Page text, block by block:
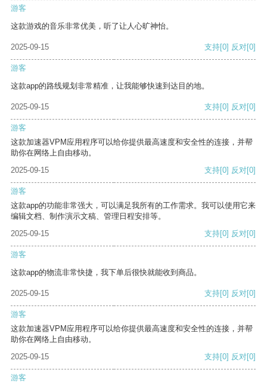
游客
这款游戏的音乐非常优美，听了让人心旷神怡。
2025-09-15 支持[0] 反对[0]
游客
这款app的路线规划非常精准，让我能够快速到达目的地。
2025-09-15 支持[0] 反对[0]
游客
这款加速器VPM应用程序可以给你提供最高速度和安全性的连接，并帮
助你在网络上自由移动。
2025-09-15
支持[0] 反对[0]
游客
这款app的功能非常强大，可以满足我所有的工作需求。我可以使用它来
编辑文档、制作演示文稿、管理日程安排等。
2025-09-15
支持[0] 反对[0]
游客
这款app的物流非常快捷，我下单后很快就能收到商品。
2025-09-15 支持[0] 反对[0]
游客
这款加速器VPM应用程序可以给你提供最高速度和安全性的连接，并帮
助你在网络上自由移动。
2025-09-15
支持[0] 反对[0]
游客